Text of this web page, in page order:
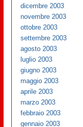
dicembre 2003
novembre 2003
ottobre 2003
settembre 2003
agosto 2003
luglio 2003
giugno 2003
maggio 2003
aprile 2003
marzo 2003
febbraio 2003
gennaio 2003